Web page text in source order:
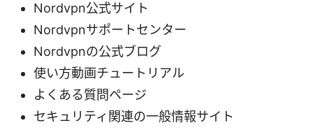
Nordvpn公式サイト
Nordvpnサポートセンター
Nordvpnの公式ブログ
使い方動画チュートリアル
よくある質問ページ
セキュリティ関連の一般情報サイト